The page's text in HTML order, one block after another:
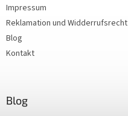
Impressum
Reklamation und Widderrufsrecht
Blog
Kontakt
Blog